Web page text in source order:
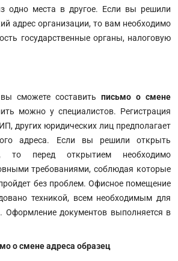
одно места в другое. Если вы решили
адрес организации, то вам необходимо
государственные органы, налоговую
сможете составить письмо о смене
можно у специалистов. Регистрация
других юридических лиц предполагает
адреса. Если вы решили открыть
то перед открытием необходимо
требованиями, соблюдая которые
без проблем. Офисное помещение
техникой, всем необходимым для
Оформление документов выполняется в
о смене адреса образец